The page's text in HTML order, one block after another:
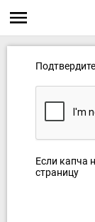
Если капча
страницу